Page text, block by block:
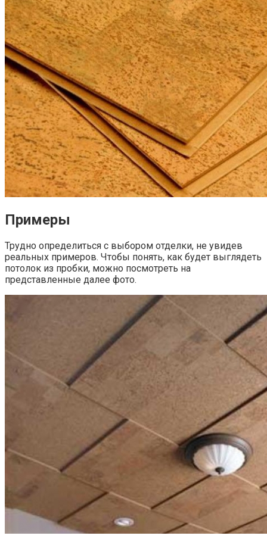
Примеры
Трудно определиться с выбором отделки, не увидев
реальных примеров. Чтобы понять, как будет выглядеть
потолок из пробки, можно посмотреть на
представленные далее фото.